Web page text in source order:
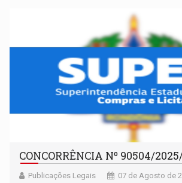
CONCORRÊNCIA Nº 90504/
Publicações Legais 07 de Agosto de